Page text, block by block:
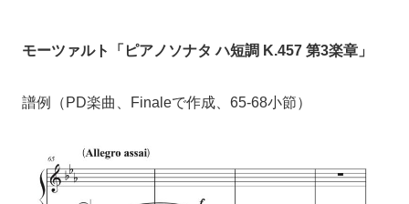
モーツァルト「ピアノソナタ ハ短調 K.457 第3楽章」
譜例（PD楽曲、Finaleで作成、65-68小節）